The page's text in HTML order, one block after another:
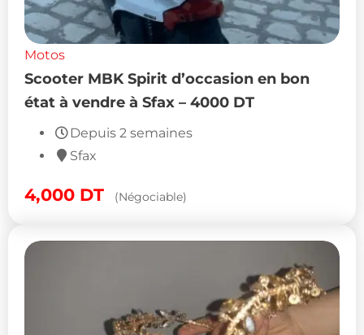
Motos
Scooter MBK Spirit d’occasion en bon
état à vendre à Sfax – 4000 DT
Depuis 2 semaines
Sfax
4,000 DT (Négociable)